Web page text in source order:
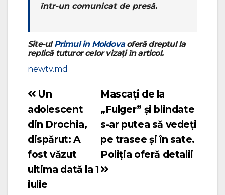
într-un comunicat de presă.
Site-ulPrimul in Moldovaoferă dreptul la
replică tuturor celor vizați în articol.
newtv.md
Navigare
în
articole
Mascați de la
„Fulger” și blindate
s-ar putea să vedeți
pe trasee și în sate.
Poliția oferă detalii
Un
adolescent
din Drochia,
dispărut: A
fost văzut
ultima dată la 1
iulie